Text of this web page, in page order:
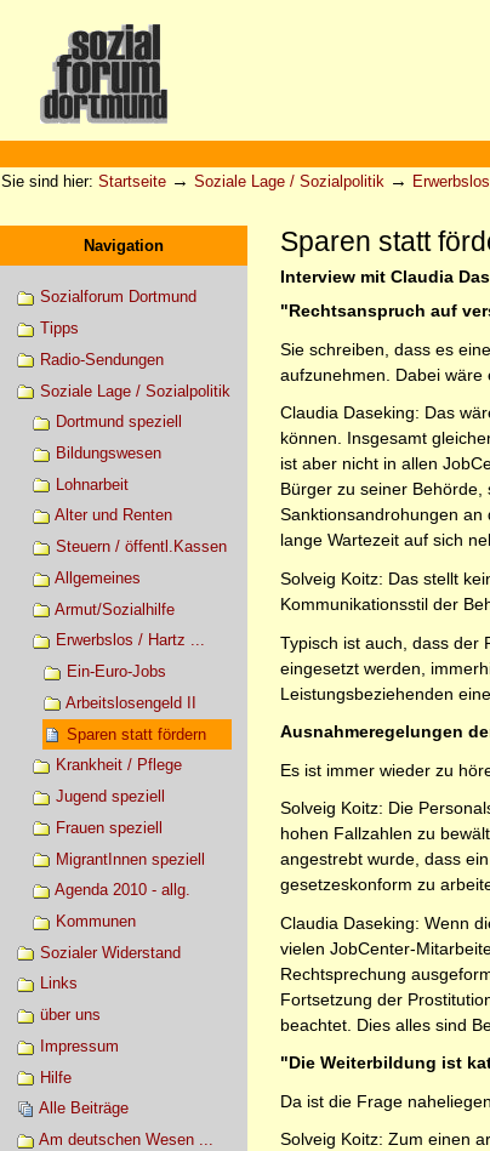
Werkzeuge
Sie sind hier: Startseite → Soziale Lage / Sozialpolitik →
Navigation
Sozialforum Dortmund
Tipps
Radio-Sendungen
Soziale Lage / Sozialpolitik
Dortmund speziell
Bildungswesen
Lohnarbeit
Alter und Renten
Steuern / öffentl.Kassen
Allgemeines
Armut/Sozialhilfe
Erwerbslos / Hartz ...
Ein-Euro-Jobs
Arbeitslosengeld II
Sparen statt fördern
Krankheit / Pflege
Jugend speziell
Frauen speziell
MigrantInnen speziell
Agenda 2010 - allg.
Kommunen
Sozialer Widerstand
Links
über uns
Impressum
Hilfe
Alle Beiträge
Am deutschen Wesen ...
Sparen statt
Interview mit Claudia
"Rechtsanspruch auf
Sie schreiben, dass es
aufzunehmen. Dabei wäre
Claudia Daseking: Das
können. Insgesamt
ist aber nicht in allen
Bürger zu seiner
Sanktionsandrohungen an
lange Wartezeit auf sich
Solveig Koitz: Das stellt
Kommunikationsstil der
Typisch ist auch, dass der
eingesetzt werden,
Leistungsbeziehenden
Ausnahmeregelungen
Es ist immer wieder zu
Solveig Koitz: Die
hohen Fallzahlen zu
angestrebt wurde, dass
gesetzeskonform zu
Claudia Daseking: Wenn
vielen JobCenter-
Rechtsprechung
Fortsetzung der
beachtet. Dies alles sind
"Die Weiterbildung ist
Da ist die Frage
Solveig Koitz: Zum einen